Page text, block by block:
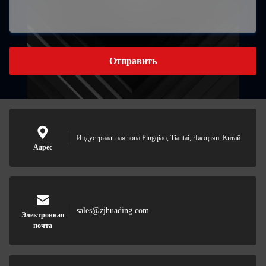
Отправить
Адрес
Индустриальная зона Pingqiao, Tiantai, Чжэцзян, Китай
Электронная
почта
sales@zjhuading.com